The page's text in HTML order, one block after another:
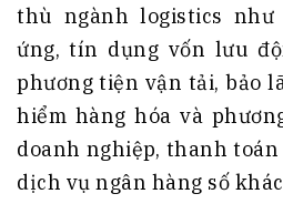
thù ngành logistics
ứng, tín dụng vốn lưu
phương tiện vận tải, bảo
hiểm hàng hóa và
doanh nghiệp, thanh
dịch vụ ngân hàng số